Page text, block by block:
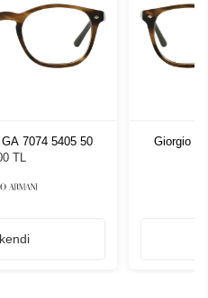
7074 5405 50
TL
Giorgio